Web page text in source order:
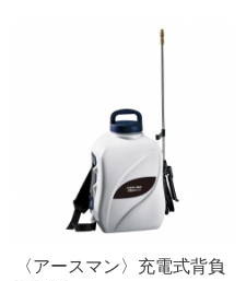
〈アースマン〉充電式背負